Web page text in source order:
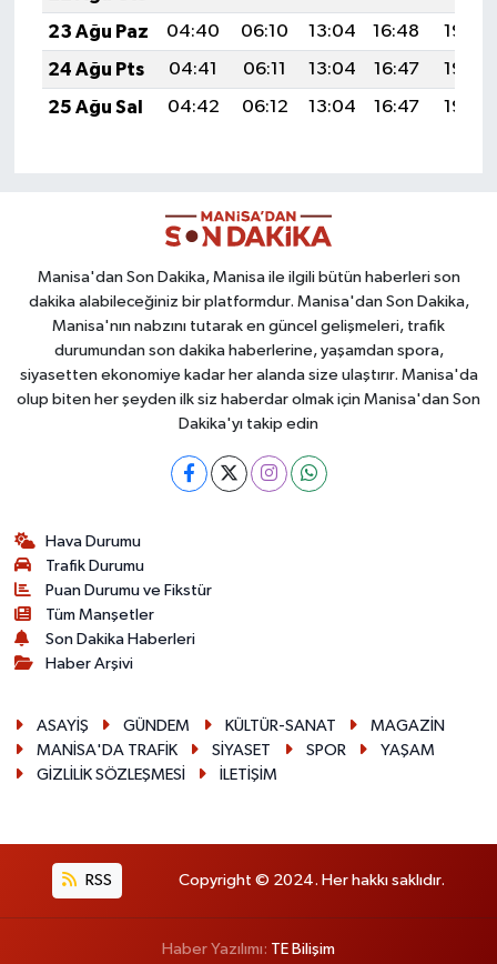
23 Ağu Paz
04:40 06:10 13:04 16:48
19:49
24 Ağu Pts
04:41 06:11 13:04 16:47
19:48
25 Ağu Sal
04:42 06:12 13:04 16:47 19:46
Manisa'dan Son Dakika, Manisa ile ilgili bütün haberleri son
dakika alabileceğiniz bir platformdur. Manisa'dan Son Dakika,
Manisa'nın nabzını tutarak en güncel gelişmeleri, trafik
durumundan son dakika haberlerine, yaşamdan spora,
siyasetten ekonomiye kadar her alanda size ulaştırır. Manisa'da
olup biten her şeyden ilk siz haberdar olmak için Manisa'dan Son
Dakika'yı takip edin
Hava Durumu
Trafik Durumu
Puan Durumu ve Fikstür
Tüm Manşetler
Son Dakika Haberleri
Haber Arşivi
ASAYİŞ GÜNDEM KÜLTÜR-SANAT
MAGAZİN
MANİSA'DA TRAFİK
SİYASET SPOR
YAŞAM
GİZLİLİK SÖZLEŞMESİ
İLETİŞİM
RSS Copyright © 2024. Her hakkı saklıdır.
Haber Yazılımı: TE Bilişim